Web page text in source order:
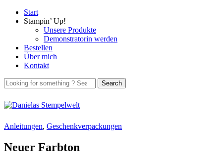
Start
Stampin’ Up!
Unsere Produkte
Demonstratorin werden
Bestellen
Über mich
Kontakt
Anleitungen, Geschenkverpackungen
Neuer Farbton